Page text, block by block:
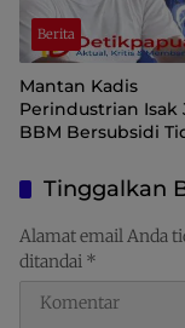
Berita
Mantan Kadis
Perindustrian Isak
BBM Bersubsidi
Distribusi Perlu
Tinggalkan
Alamat email Anda
ditandai *